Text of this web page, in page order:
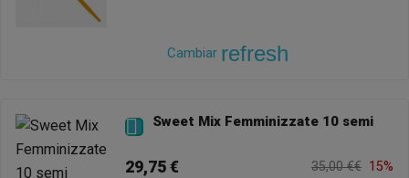
Cambiar refresh
 Sweet Mix Femminizzate 10 semi
29,75 € 35,00 €€ 15%